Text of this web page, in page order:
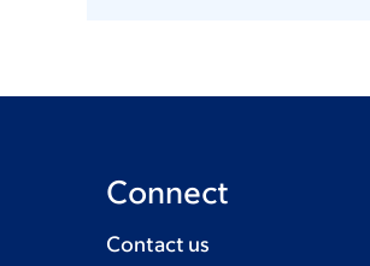
Connect
Contact us